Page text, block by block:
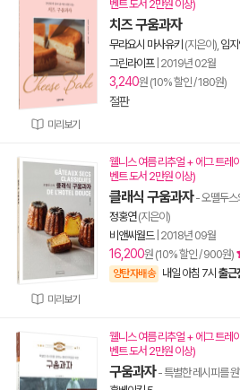
미리보기
벤트 도서 2만원 이상)
치즈 구움과자
무라요시 마사유키 (지은이), 임
그린라이프| 2019년 02월
3,240원 (10% 할인 / 180원)
절판
미리보기
웰니스 여름 리추얼 + 에그 트레
벤트 도서 2만원 이상)
클래식 구움과자- 오뗄두스
정홍연(지은이)
비앤씨월드| 2018년 09월
16,200원 (10% 할인 / 900원)
양탄자배송 내일 아침 7시 출근
웰니스 여름 리추얼 + 에그 트레
벤트 도서 2만원 이상)
구움과자- 특별한 레시피를